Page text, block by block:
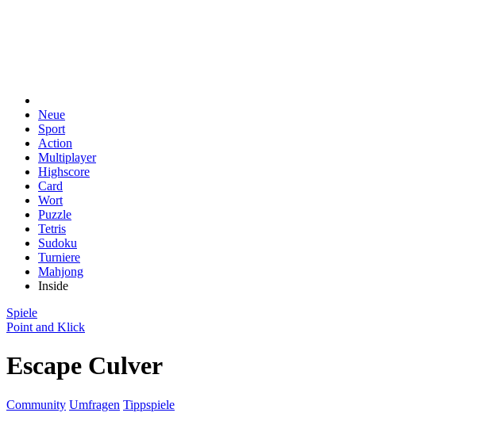
Neue
Sport
Action
Multiplayer
Highscore
Card
Wort
Puzzle
Tetris
Sudoku
Turniere
Mahjong
Inside
Spiele
Point and Klick
Escape Culver
Community Umfragen Tippspiele